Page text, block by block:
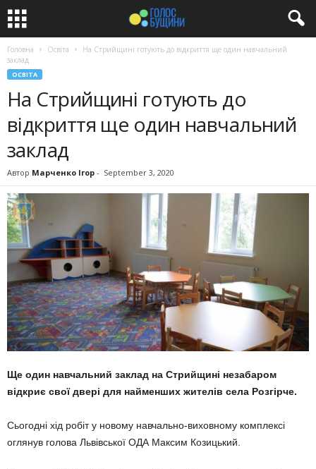
Головна Освіта
На Стрийщині готують до відкриття ще один навчальний
заклад
ОСВІТА
На Стрийщині готують до
відкриття ще один навчальний
заклад
Автор Марченко Ігор - September 3, 2020
Ще один навчальний заклад на Стрийщині незабаром
відкриє свої двері для найменших жителів села Розгірче.
Сьогодні хід робіт у новому навчально-виховному комплексі
оглянув голова Львівської ОДА Максим Козицький.